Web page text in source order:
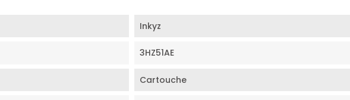
Inkyz
3HZ51AE
Cartouche